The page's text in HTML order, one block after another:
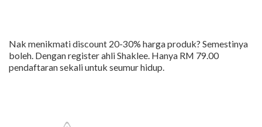
Nak menikmati discount 20-30% harga produk? Semestinya
boleh. Dengan register ahli Shaklee. Hanya RM 79.00
pendaftaran sekali untuk seumur hidup.